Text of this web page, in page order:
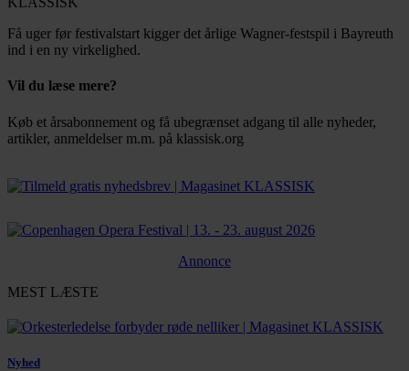
Få uger før festivalstart kigger det årlige Wagner-festspil i Bayreuth
ind i en ny virkelighed.
Vil du læse mere?
Køb et årsabonnement og få ubegrænset adgang til alle nyheder,
artikler, anmeldelser m.m. på klassisk.org
Annonce
MEST LÆSTE
Nyhed